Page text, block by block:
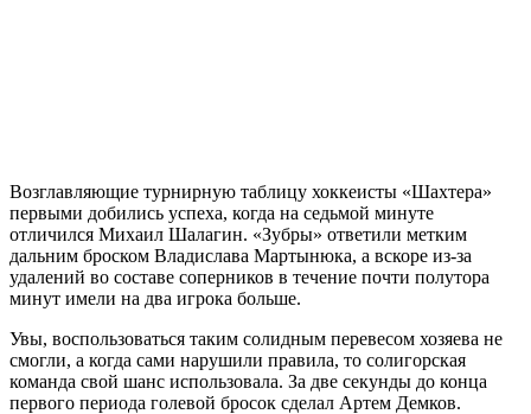
Возглавляющие турнирную таблицу хоккеисты «Шахтера»
первыми добились успеха, когда на седьмой минуте
отличился Михаил Шалагин. «Зубры» ответили метким
дальним броском Владислава Мартынюка, а вскоре из-за
удалений во составе соперников в течение почти полутора
минут имели на два игрока больше.
Увы, воспользоваться таким солидным перевесом хозяева не
смогли, а когда сами нарушили правила, то солигорская
команда свой шанс использовала. За две секунды до конца
первого периода голевой бросок сделал Артем Демков.